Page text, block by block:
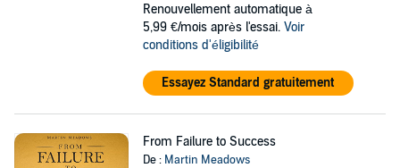
Renouvellement automatique à
5,99 €/mois après l'essai. Voir
conditions d'éligibilité
Essayez Standard gratuitement
From Failure to Success
De : Martin Meadows